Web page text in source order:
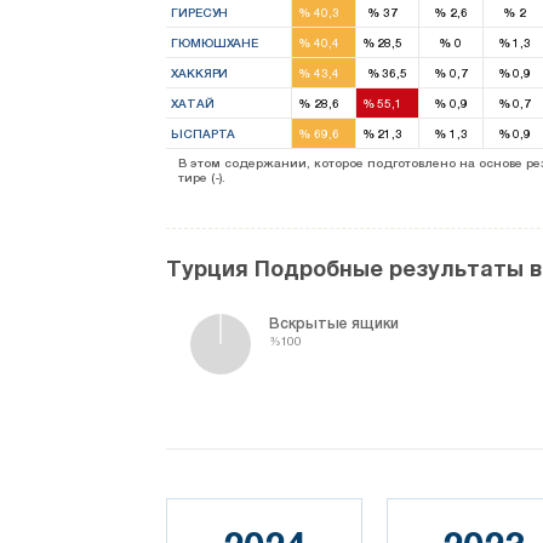
ГИРЕСУН % 40,3 %37 %2,6 %2
ГЮМЮШХАНЕ % 40,4 %28,5 % 0 %1,3
ХАККЯРИ % 43,4 %36,5 %0,7 %0,9
ХАТАЙ % 28,6 %55,1
5
%0,9 %0,7
ЫСПАРТА % 69,6 %21,3 %1,3 %0,9
В этом содержании, которое подготовлено на основе
тире (-).
Турция Подробные результаты
Вскрытые ящики
%100